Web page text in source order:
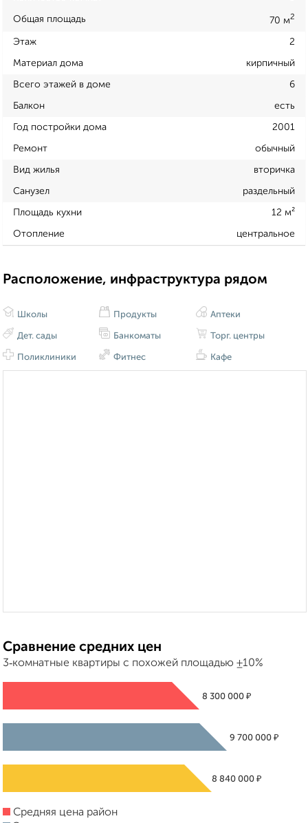
Общая площадь 70 м2
Этаж 2
Материал дома кирпичный
Всего этажей в доме 6
Балкон есть
Год постройки дома 2001
Ремонт обычный
Вид жилья вторичка
Санузел раздельный
Площадь кухни 12 м²
Отопление центральное
Расположение, инфраструктура рядом
Школы
Дет. сады
Поликлиники
Продукты
Банкоматы
Фитнес
Аптеки
Торг. центры
Кафе
Сравнение средних цен
3‑комнатные квартиры с похожей площадью ±10%
8 300 000₽
9 700 000 ₽
8 840 000 ₽
Средняя цена район